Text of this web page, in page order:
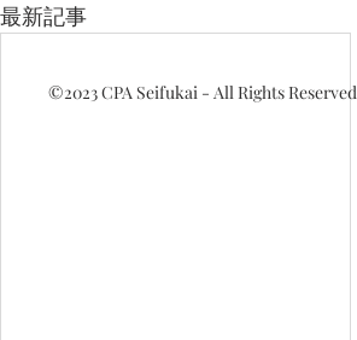
最新記事
©2023CPA Seifukai - All Rights Reserved